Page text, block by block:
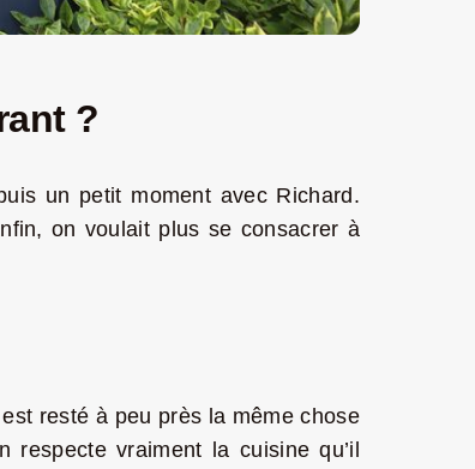
?
un petit moment avec Richard.
on voulait plus se consacrer à
resté à peu près la même chose
vraiment la cuisine qu’il